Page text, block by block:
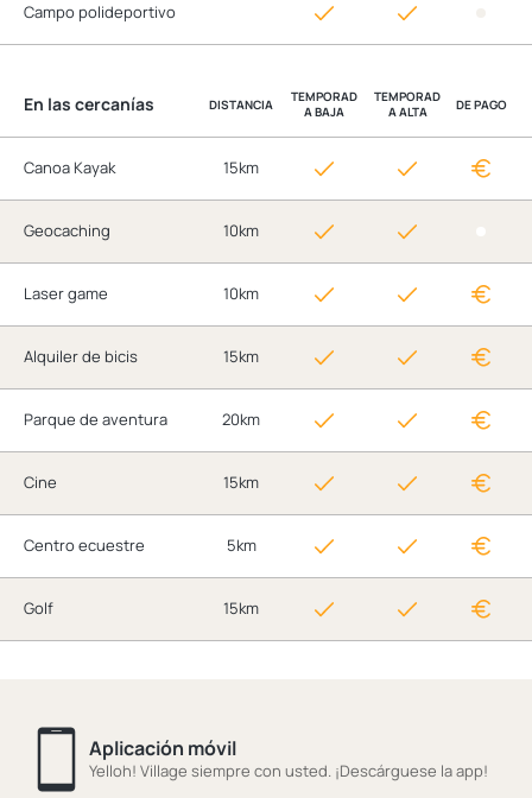
Campo polideportivo
En las cercanías DISTANCIA
TEMPORAD
A BAJA
TEMPORAD
A ALTA
DE PAGO
Canoa Kayak 15km
Geocaching 10km
Laser game 10km
Alquiler de bicis 15km
Parque de aventura 20km
Cine 15km
Centro ecuestre 5km
Golf 15km
Aplicación móvil
Yelloh! Village siempre con usted. ¡Descárguese la app!